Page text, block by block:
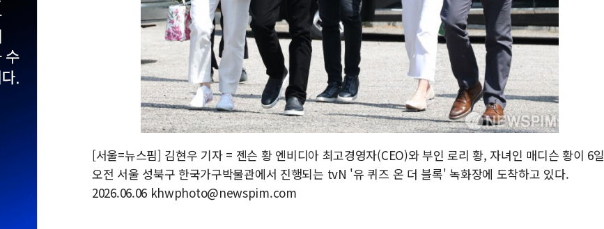
[서울=뉴스핌] 김현우 기자 = 젠슨 황 엔비디아 최고경영자(CEO)와 부인 로리 황, 자녀인 매디슨 황이 6일
오전 서울 성북구 한국가구박물관에서 진행되는 tvN '유 퀴즈 온 더 블록' 녹화장에 도착하고 있다.
2026.06.06 khwphoto@newspim.com